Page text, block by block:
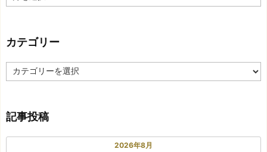
去
事
カテゴリー
カ
テ
ー
記事投稿
2026年8月